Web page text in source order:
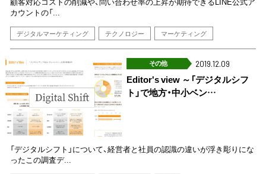
カウントの「...
デジタルマーケティング テクノロジー マーケティング
その他 2019.12.09
Editor's view ～「デジタルシフ
ト」で地方・中小ベン…
「デジタルシフト」について、経営者と社員の認識の違いが浮き彫りにな
ったこの調査デ...